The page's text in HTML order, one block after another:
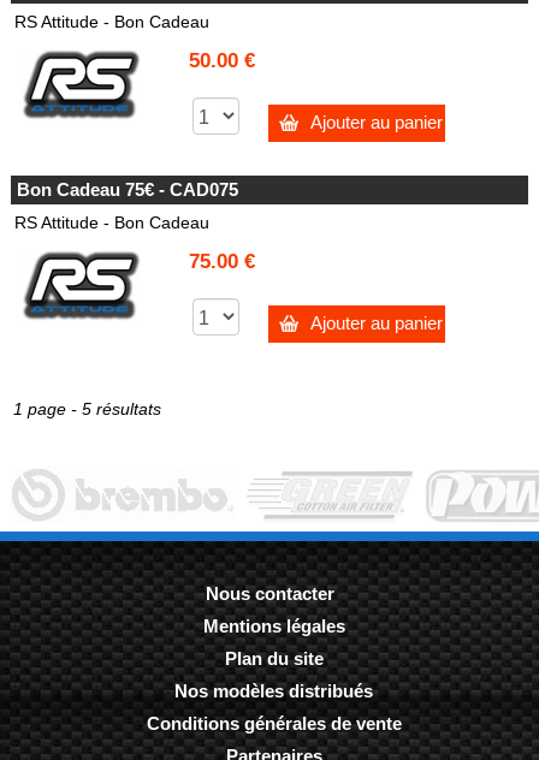
RS Attitude - Bon Cadeau
50.00 €
Ajouter au panier
Bon Cadeau 75€ - CAD075
RS Attitude - Bon Cadeau
75.00 €
Ajouter au panier
1 page - 5 résultats
Nous contacter
-Mentions légales
-Plan du site
-Nos modèles distribués
-Conditions générales de vente
Partenaires